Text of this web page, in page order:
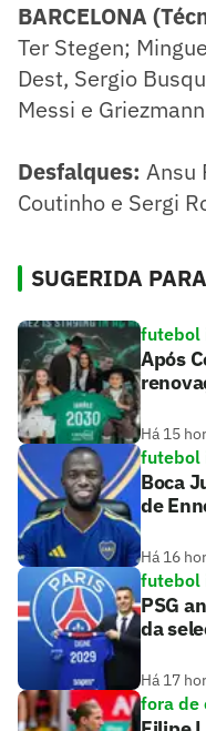
BARCELONA
Ter Stegen;
Dest, Sergio
Messi e
Desfalques: Ansu
Coutinho e Sergi
SUGERIDA
futebol
Após
Há 15
futebol
Boca
de
Há 16
futebol
PSG
da
Há 17
fora de